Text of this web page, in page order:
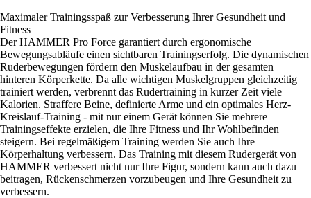
Maximaler Trainingsspaß zur Verbesserung Ihrer Gesundheit und
Fitness
Der HAMMER Pro Force garantiert durch ergonomische
Bewegungsabläufe einen sichtbaren Trainingserfolg. Die dynamischen
Ruderbewegungen fördern den Muskelaufbau in der gesamten
hinteren Körperkette. Da alle wichtigen Muskelgruppen gleichzeitig
trainiert werden, verbrennt das Rudertraining in kurzer Zeit viele
Kalorien. Straffere Beine, definierte Arme und ein optimales Herz-
Kreislauf-Training - mit nur einem Gerät können Sie mehrere
Trainingseffekte erzielen, die Ihre Fitness und Ihr Wohlbefinden
steigern. Bei regelmäßigem Training werden Sie auch Ihre
Körperhaltung verbessern. Das Training mit diesem Rudergerät von
HAMMER verbessert nicht nur Ihre Figur, sondern kann auch dazu
beitragen, Rückenschmerzen vorzubeugen und Ihre Gesundheit zu
verbessern.